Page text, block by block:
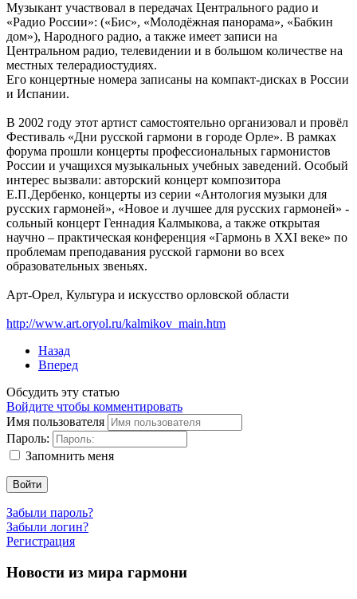
Музыкант участвовал в передачах Центрального радио и
«Радио России»: («Бис», «Молодёжная панорама», «Бабкин
дом»), Народного радио, а также имеет записи на
Центральном радио, телевидении и в большом количестве на
местных телерадиостудиях.
Его концертные номера записаны на компакт-дисках в России
и Испании.
В 2002 году этот артист самостоятельно организовал и провёл
Фестиваль «Дни русской гармони в городе Орле». В рамках
форума прошли концерты профессиональных гармонистов
России и учащихся музыкальных учебных заведений. Особый
интерес вызвали: авторский концерт композитора
Е.П.Дербенко, концерты из серии «Антология музыки для
русских гармоней», «Новое и лучшее для русских гармоней» -
сольный концерт Геннадия Калмыкова, а также открытая
научно – практическая конференция «Гармонь в XXI веке» по
проблемам преподавания русской гармони во всех
образовательных звеньях.
Арт-Орел, Культура и искусство орловской области
http://www.art.oryol.ru/kalmikov_main.htm
Назад
Вперед
Обсудить эту статью
Войдите чтобы комментировать
Имя пользователя
Пароль:
Запомнить меня
Войти
Забыли пароль?
Забыли логин?
Регистрация
Новости из мира гармони